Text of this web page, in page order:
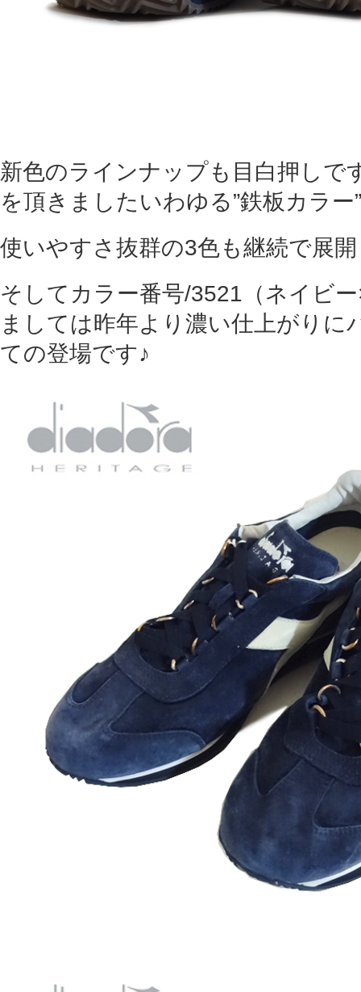
新色のラインナップも目白押しで
を頂きましたいわゆる”鉄板カラ
使いやすさ抜群の3色も継続で展
そしてカラー番号/3521（ネイビ
ましては昨年より濃い仕上がりに
ての登場です♪